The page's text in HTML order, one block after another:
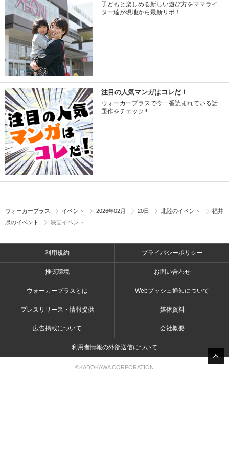
子どもと楽しめる新しい遊び方をママライ
ター達が現地から最新リポ！
注目の人気マンガはコレだ！
ウォーカープラスで今一番読まれている話
題作をチェック!!
ウォーカープラス イベント 2026年02月 20日 北陸のイベント
福井
県のイベント
映画イベント
利用規約 プライバシーポリシー
推奨環境 お問い合わせ
ウォーカープラスとは Webプッシュ通知について
プレスリリース・情報提供 媒体資料
広告掲載について 会社概要
利用者情報の外部送信について
©KADOKAWA CORPORATION